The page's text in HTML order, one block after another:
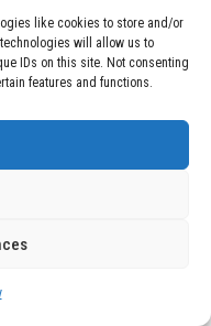
like cookies to store and/or
will allow us to
IDs on this site. Not consenting
features and functions.
9, 2026
de 45 km y
scooter cuesta
una
a Partir de